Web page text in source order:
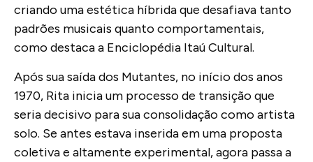
criando uma estética híbrida que desafiava tanto
padrões musicais quanto comportamentais,
como destaca a Enciclopédia Itaú Cultural.
Após sua saída dos Mutantes, no início dos anos
1970, Rita inicia um processo de transição que
seria decisivo para sua consolidação como artista
solo. Se antes estava inserida em uma proposta
coletiva e altamente experimental, agora passa a